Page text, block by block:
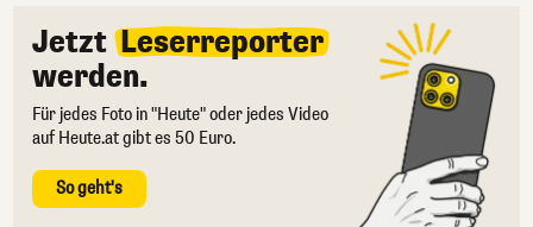
Jetzt Leserreporter
werden.
Für jedes Foto in "Heute" oder jedes Video
auf Heute.at gibt es 50 Euro.
So geht's